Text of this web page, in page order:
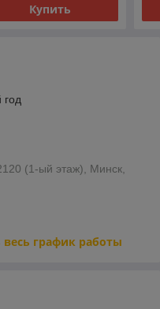
Купить
год
(1-ый этаж), Минск,
весь график работы